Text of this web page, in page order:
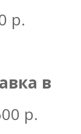
р.
в
р.